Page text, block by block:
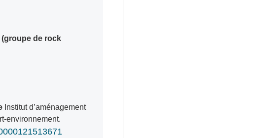
de rock
Institut d’aménagement
environnement.